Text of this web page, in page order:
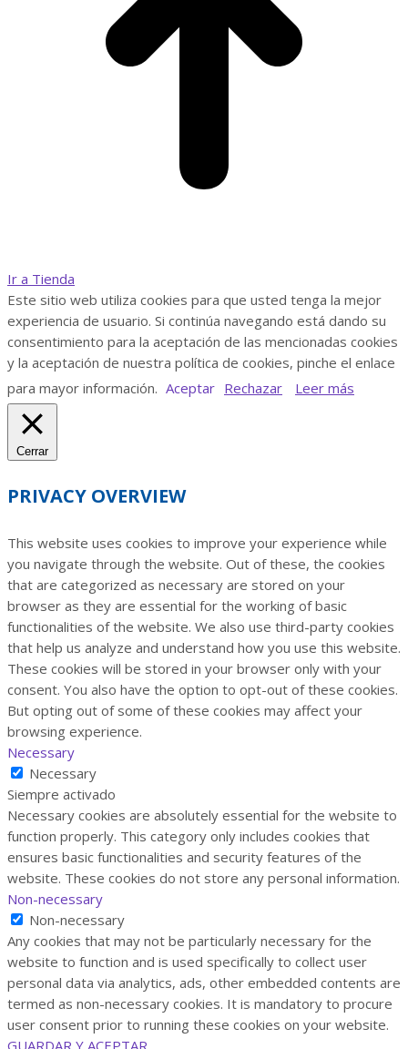
Ir a Tienda
Este sitio web utiliza cookies para que usted tenga la mejor
experiencia de usuario. Si continúa navegando está dando su
consentimiento para la aceptación de las mencionadas cookies
y la aceptación de nuestra política de cookies, pinche el enlace
para mayor información. Aceptar Rechazar Leer más
Cerrar
PRIVACY OVERVIEW
This website uses cookies to improve your experience while
you navigate through the website. Out of these, the cookies
that are categorized as necessary are stored on your
browser as they are essential for the working of basic
functionalities of the website. We also use third-party cookies
that help us analyze and understand how you use this website.
These cookies will be stored in your browser only with your
consent. You also have the option to opt-out of these cookies.
But opting out of some of these cookies may affect your
browsing experience.
Necessary
Necessary
Siempre activado
Necessary cookies are absolutely essential for the website to
function properly. This category only includes cookies that
ensures basic functionalities and security features of the
website. These cookies do not store any personal information.
Non-necessary
Non-necessary
Any cookies that may not be particularly necessary for the
website to function and is used specifically to collect user
personal data via analytics, ads, other embedded contents are
termed as non-necessary cookies. It is mandatory to procure
user consent prior to running these cookies on your website.
GUARDAR Y ACEPTAR